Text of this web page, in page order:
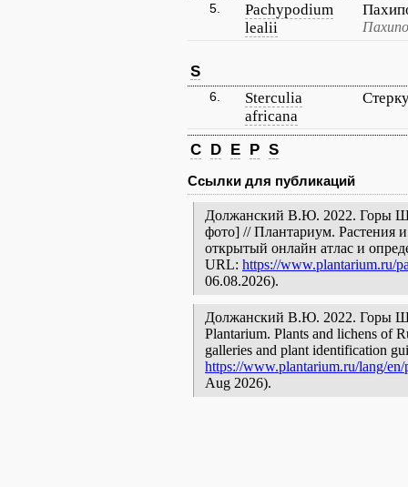
5.
Pachypodium
lealii
S
6.
Sterculia
africana
C D E P S
Ссылки для публикаций
Должанский В.Ю. 2022. Горы
фото] // Плантариум. Растения
открытый онлайн атлас и
URL: https://www.plantarium.ru/
06.08.2026).
Должанский В.Ю. 2022. Горы
Plantarium. Plants and lichens of
galleries and plant identification
https://www.plantarium.ru/lang/
Aug 2026).